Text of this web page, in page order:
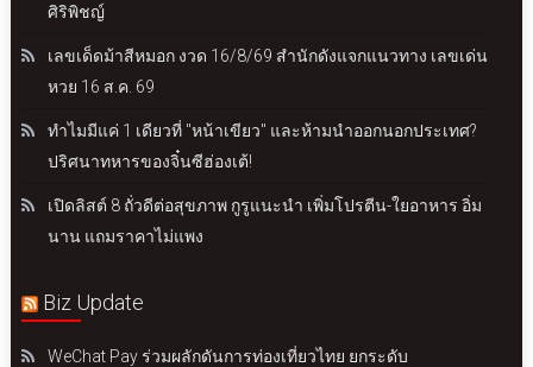
ศิริพิชญ์
เลขเด็ดม้าสีหมอก งวด 16/8/69 สำนักดังแจกแนวทาง เลขเด่น
หวย 16 ส.ค. 69
ทำไมมีแค่ 1 เดียวที่ "หน้าเขียว" และห้ามนำออกนอกประเทศ?
ปริศนาทหารของจิ๋นซีฮ่องเต้!
เปิดลิสต์ 8 ถั่วดีต่อสุขภาพ กูรูแนะนำ เพิ่มโปรตีน-ใยอาหาร อิ่ม
นาน แถมราคาไม่แพง
Biz Update
WeChat Pay ร่วมผลักดันการท่องเที่ยวไทย ยกระดับ